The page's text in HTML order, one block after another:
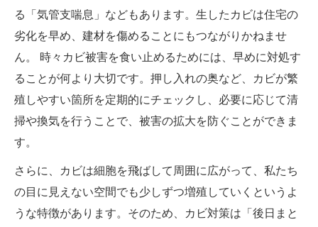
る「気管支喘息」などもあります。生したカビは住宅の
劣化を早め、建材を傷めることにもつながりかねませ
ん。 時々カビ被害を食い止めるためには、早めに対処す
ることが何より大切です。押し入れの奥など、カビが繁
殖しやすい箇所を定期的にチェックし、必要に応じて清
掃や換気を行うことで、被害の拡大を防ぐことができま
す。
さらに、カビは細胞を飛ばして周囲に広がって、私たち
の目に見えない空間でも少しずつ増殖していくというよ
うな特徴があります。そのため、カビ対策は「後日まと